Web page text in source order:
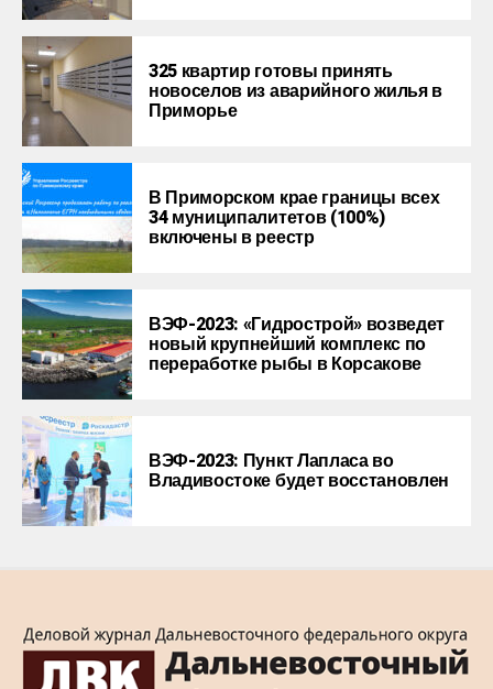
325 квартир готовы принять
новоселов из аварийного жилья в
Приморье
В Приморском крае границы всех
34 муниципалитетов (100%)
включены в реестр
ВЭФ-2023: «Гидрострой» возведет
новый крупнейший комплекс по
переработке рыбы в Корсакове
ВЭФ-2023: Пункт Лапласа во
Владивостоке будет восстановлен